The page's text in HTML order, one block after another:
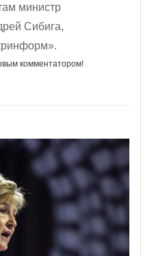
министр
Сибига,
комментатором!